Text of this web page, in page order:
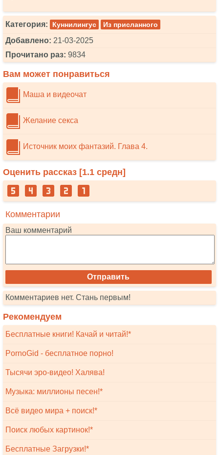
Категория: Куннилингус Из присланного
Добавлено: 21-03-2025
Прочитано раз: 9834
Вам может понравиться
Маша и видеочат
Желание секса
Источник моих фантазий. Глава 4.
Оценить рассказ [1.1 средн]
Комментарии
Ваш комментарий
Комментариев нет. Стань первым!
Рекомендуем
Бесплатные книги! Качай и читай!*
PornoGid - бесплатное порно!
Тысячи эро-видео! Халява!
Музыка: миллионы песен!*
Всё видео мира + поиск!*
Поиск любых картинок!*
Бесплатные Загрузки!*